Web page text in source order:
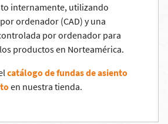
internamente, utilizando
ordenador (CAD) y una
por ordenador para
productos en Norteamérica.
catálogo de fundas de asiento
en nuestra tienda.